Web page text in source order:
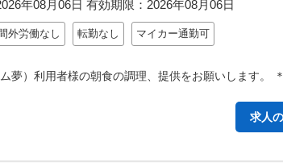
年08月06日 有効期限： 2026年08月06日
外労働なし 転勤なし マイカー通勤可
夢）利用者様の朝食の調理、提供をお願いします
求人